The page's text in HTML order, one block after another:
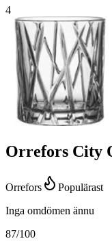
4
Orrefors City
Orrefors
Populärast
Inga omdömen ännu
87/100